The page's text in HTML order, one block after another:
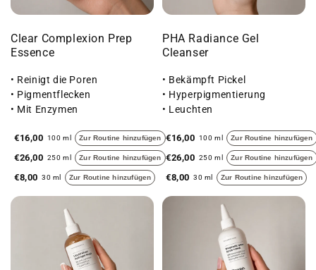
Clear Complexion Prep
Essence
• Reinigt die Poren
• Pigmentflecken
• Mit Enzymen
€16,00 100 ml Zur Routine hinzufügen
€26,00 250 ml Zur Routine hinzufügen
€8,00 30 ml Zur Routine hinzufügen
PHA Radiance Gel
Cleanser
• Bekämpft Pickel
• Hyperpigmentierung
• Leuchten
€16,00 100 ml Zur Routine hinzufügen
€26,00 250 ml Zur Routine hinzufügen
€8,00 30 ml Zur Routine hinzufügen